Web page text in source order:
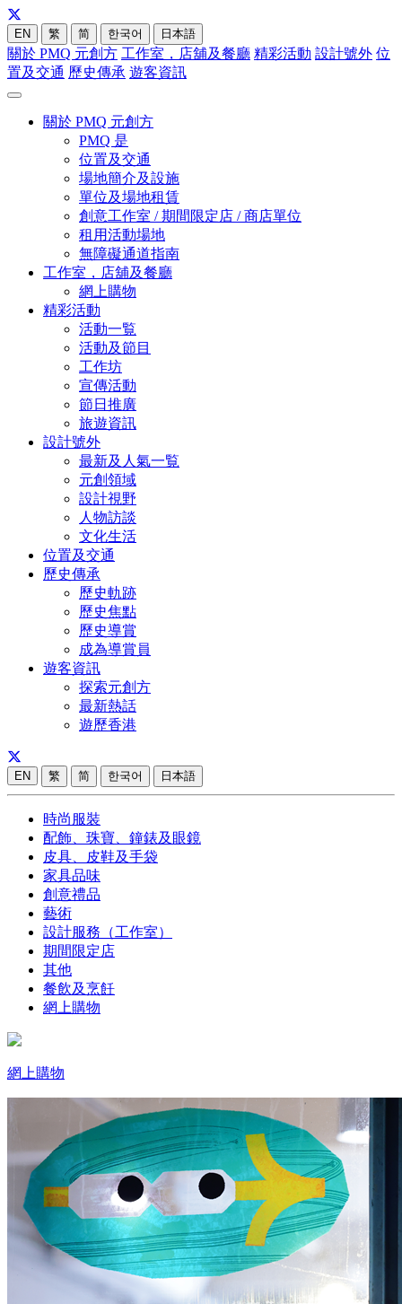
EN 繁 简 한국어 日本語
關於 PMQ 元創方 工作室，店舖及餐廳 精彩活動 設計號外 位
置及交通 歷史傳承 遊客資訊
關於 PMQ 元創方
PMQ 是
位置及交通
場地簡介及設施
單位及場地租賃
創意工作室 / 期間限定店 / 商店單位
租用活動場地
無障礙通道指南
工作室，店舖及餐廳
網上購物
精彩活動
活動一覧
活動及節目
工作坊
宣傳活動
節日推廣
旅遊資訊
設計號外
最新及人氣一覧
元創領域
設計視野
人物訪談
文化生活
位置及交通
歷史傳承
歷史軌跡
歷史焦點
歷史導賞
成為導賞員
遊客資訊
探索元創方
最新熱話
遊歷香港
EN 繁 简 한국어 日本語
時尚服裝
配飾、珠寶、鐘錶及眼鏡
皮具、皮鞋及手袋
家具品味
創意禮品
藝術
設計服務（工作室）
期間限定店
其他
餐飲及烹飪
網上購物
網上購物